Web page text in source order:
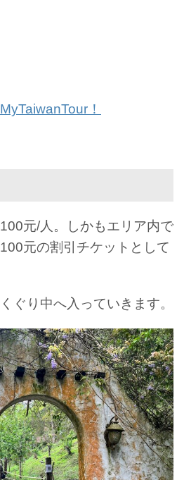
！
元/人。しかもエリア内で
元の割引チケットとして
ぐり中へ入っていきます。